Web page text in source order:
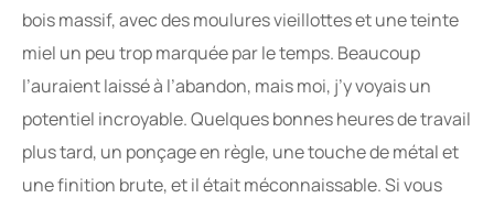
bois massif, avec des moulures vieillottes et une teinte
miel un peu trop marquée par le temps. Beaucoup
l’auraient laissé à l’abandon, mais moi, j’y voyais un
potentiel incroyable. Quelques bonnes heures de travail
plus tard, un ponçage en règle, une touche de métal et
une finition brute, et il était méconnaissable. Si vous